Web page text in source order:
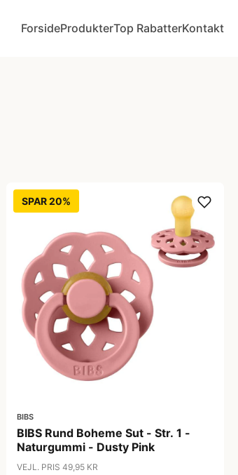
ForsideProdukterTop RabatterKontakt
SPAR 20%
BIBS
BIBS Rund Boheme Sut - Str. 1 -
Naturgummi - Dusty Pink
VEJL. PRIS 49,95 KR